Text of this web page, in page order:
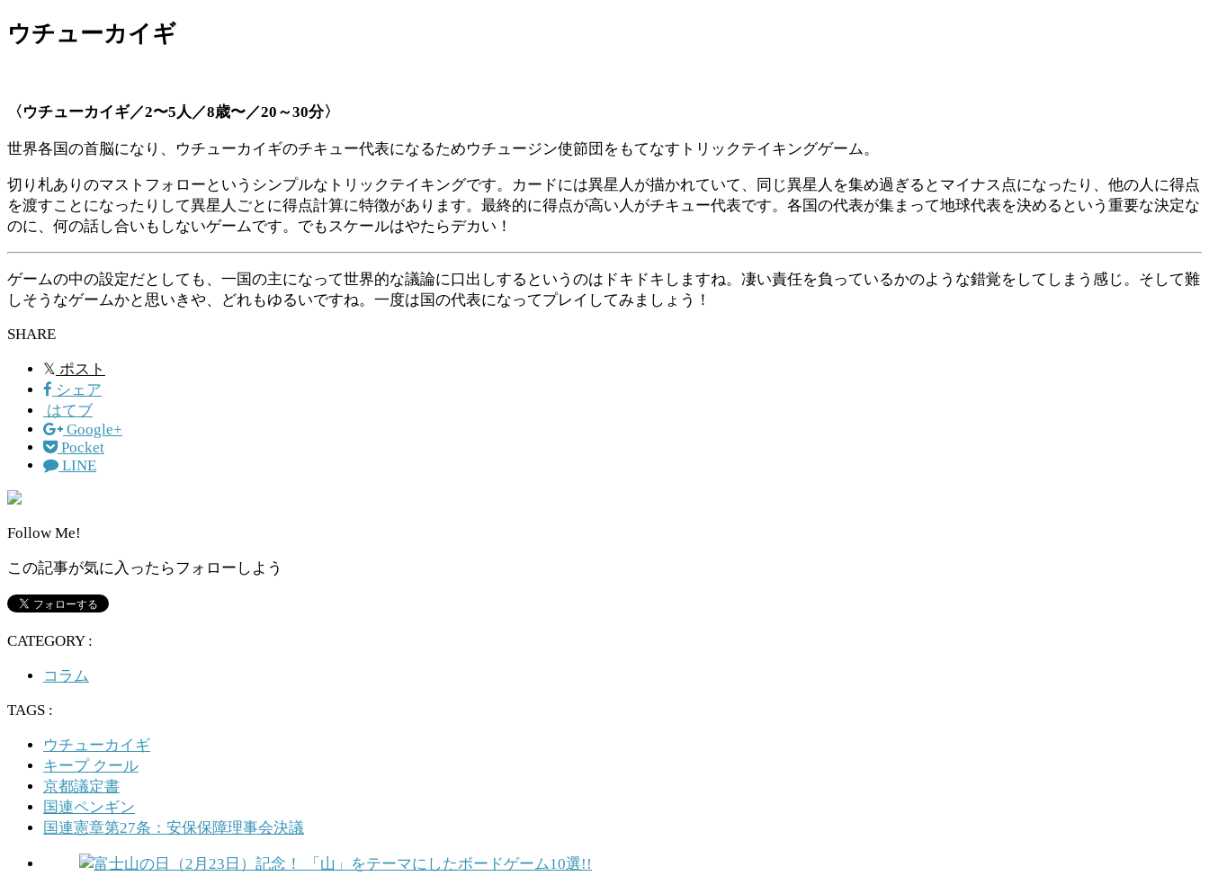
ウチューカイギ
〈ウチューカイギ／2〜5人／8歳〜／20 ～30分〉
世界各国の首脳になり、ウチューカイギのチキュー代表になるためウチュージン使節団をもてなすトリックテイキングゲーム。
切り札ありのマストフォローというシンプルなトリックテイキングです。カードには異星人が描かれていて、同じ異星人を集め過ぎるとマイナス点になったり、他の人に得点
を渡すことになったりして異星人ごとに得点計算に特徴があります。最終的に得点が高い人がチキュー代表です。各国の代表が集まって地球代表を決めるという重要な決定な
のに、何の話し合いもしないゲームです。でもスケールはやたらデカい！
ゲームの中の設定だとしても、一国の主になって世界的な議論に口出しするというのはドキドキしますね。凄い責任を負っているかのような錯覚をしてしまう感じ。そして難
しそうなゲームかと思いきや、どれもゆるいですね。一度は国の代表になってプレイしてみましょう！
SHARE
𝕏 ポスト
シェア
はてブ
Google+
Pocket
LINE
Follow Me!
この記事が気に入ったらフォローしよう
CATEGORY :
コラム
TAGS :
ウチューカイギ
キープ クール
京都議定書
国連ペンギン
国連憲章第27条：安保保障理事会決議